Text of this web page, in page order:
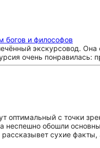
богов и философов
экскурсовод.
очень
оптимальный с точки
неспешно обошли
сухие